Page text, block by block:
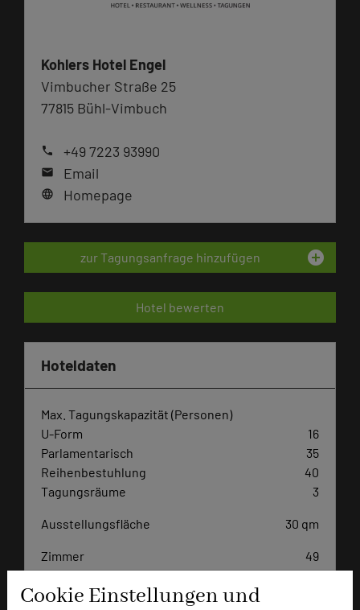
Cookie Einstellungen und
Kohlers Hotel Engel
Vimbucher Straße 25
77815 Bühl-Vimbuch
phone +49 7223 93990
mail Email
language Homepage
zur Tagungsanfrage hinzufügen add_circle
Hotel bewerten
Hoteldaten
Max. Tagungskapazität (Personen)
U-Form
16
Parlamentarisch
35
Reihenbestuhlung
40
Tagungsräume
3
Ausstellungsfläche 30 qm
Zimmer
49
Doppelzimmer
37
Einzelzimmer